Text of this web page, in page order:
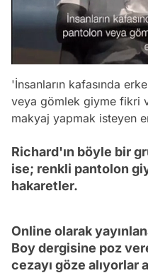
'İnsanların kafasında
veya gömlek giyme fikri
makyaj yapmak isteyen
Richard'ın böyle bir
ise; renkli pantolon
hakaretler.
Online olarak
Boy dergisine poz
cezayı göze alıyorlar